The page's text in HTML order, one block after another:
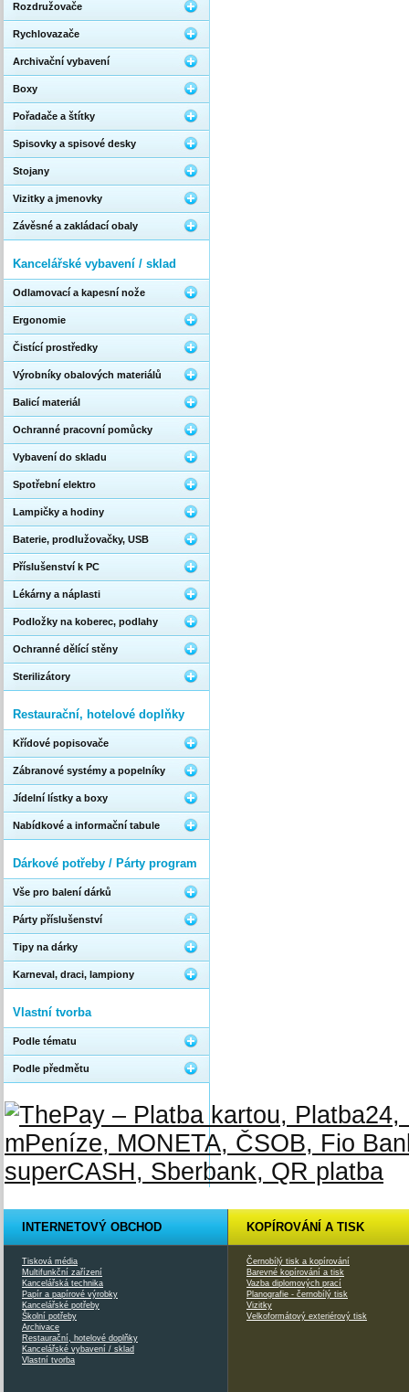
Rozdružovače
Rychlovazače
Archivační vybavení
Boxy
Pořadače a štítky
Spisovky a spisové desky
Stojany
Vizitky a jmenovky
Závěsné a zakládací obaly
Kancelářské vybavení / sklad
Odlamovací a kapesní nože
Ergonomie
Čistící prostředky
Výrobníky obalových materiálů
Balicí materiál
Ochranné pracovní pomůcky
Vybavení do skladu
Spotřební elektro
Lampičky a hodiny
Baterie, prodlužovačky, USB
Příslušenství k PC
Lékárny a náplasti
Podložky na koberec, podlahy
Ochranné dělící stěny
Sterilizátory
Restaurační, hotelové doplňky
Křídové popisovače
Zábranové systémy a popelníky
Jídelní lístky a boxy
Nabídkové a informační tabule
Dárkové potřeby / Párty program
Vše pro balení dárků
Párty příslušenství
Tipy na dárky
Karneval, draci, lampiony
Vlastní tvorba
Podle tématu
Podle předmětu
INTERNETOVÝ OBCHOD
Tisková média
Multifunkční zařízení
Kancelářská technika
Papír a papírové výrobky
Kancelářské potřeby
Školní potřeby
Archivace
Restaurační, hotelové doplňky
Kancelářské vybavení / sklad
Vlastní tvorba
KOPÍROVÁNÍ A TISK
Černobílý tisk a kopírování
Barevné kopírování a tisk
Vazba diplomových prací
Planografie - černobílý tisk
Vizitky
Velkoformátový exteriérový tisk